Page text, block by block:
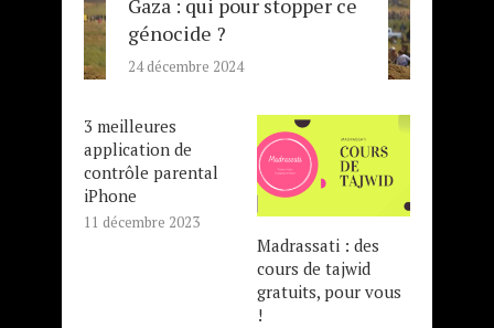
génocide ?
24 décembre 2024
3 meilleures
application de
contrôle parental
iPhone
11 décembre 2023
Madrassati : des
cours de tajwid
gratuits, pour vous
!